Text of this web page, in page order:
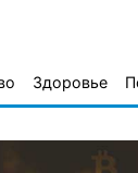
Здоровье